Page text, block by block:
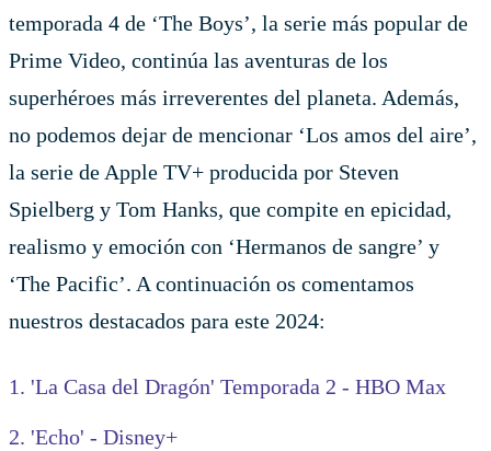
temporada 4 de ‘The Boys’, la serie más popular de
Prime Video, continúa las aventuras de los
superhéroes más irreverentes del planeta. Además,
no podemos dejar de mencionar ‘Los amos del aire’,
la serie de Apple TV+ producida por Steven
Spielberg y Tom Hanks, que compite en epicidad,
realismo y emoción con ‘Hermanos de sangre’ y
‘The Pacific’. A continuación os comentamos
nuestros destacados para este 2024:
1. 'La Casa del Dragón' Temporada 2 - HBO Max
2. 'Echo' - Disney+